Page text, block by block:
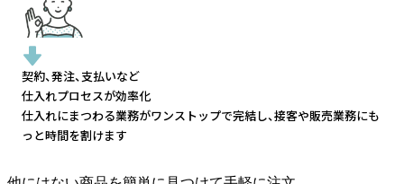
契約、発注、支払いなど
仕入れプロセスが効率化
仕入れにまつわる業務がワンストップで完結し、接客や販売業務にも
っと時間を割けます